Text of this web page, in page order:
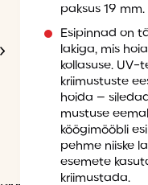
paksus 19 mm.
Esipinnad on
lakiga, mis
kollasuse. UV-
kriimustuste
hoida –
mustuse
köögimööbli
pehme niiske
esemete
kriimustada.